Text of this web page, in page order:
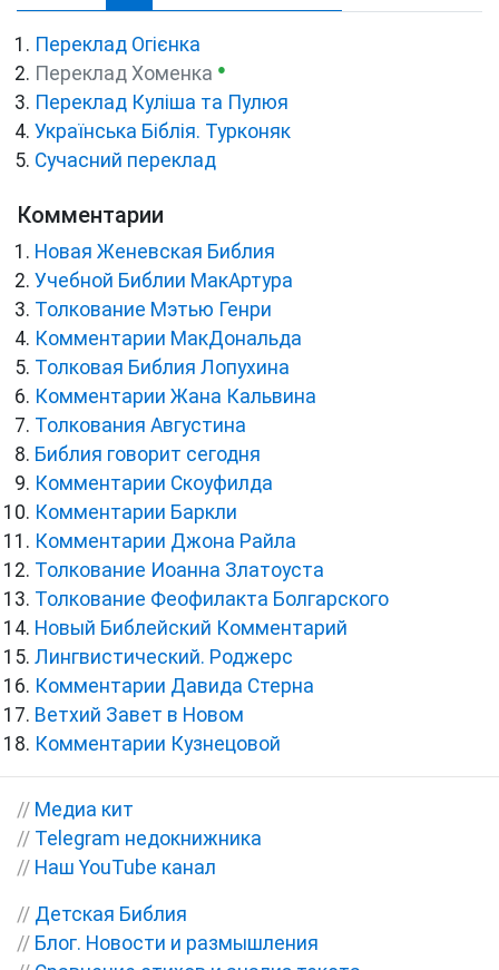
Переклад Огієнка
Переклад Хоменка ●
Переклад Куліша та Пулюя
Українська Біблія. Турконяк
Сучасний переклад
Комментарии
Новая Женевская Библия
Учебной Библии МакАртура
Толкование Мэтью Генри
Комментарии МакДональда
Толковая Библия Лопухина
Комментарии Жана Кальвина
Толкования Августина
Библия говорит сегодня
Комментарии Скоуфилда
Комментарии Баркли
Комментарии Джона Райла
Толкование Иоанна Златоуста
Толкование Феофилакта Болгарского
Новый Библейский Комментарий
Лингвистический. Роджерс
Комментарии Давида Стерна
Ветхий Завет в Новом
Комментарии Кузнецовой
// Медиа кит
// Telegram недокнижника
// Наш YouTube канал
// Детская Библия
// Блог. Новости и размышления